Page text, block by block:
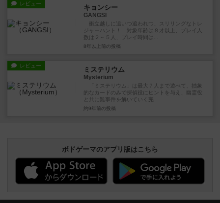
レビュー キョンシー
GANGSI
衝立越しに追いつ追われつ、スリリングなトレ
ジャーハント！ 対象年齢は８才以上、プレイ人
数は２～５人、プレイ時間は...
8年以上前 の投稿
レビュー ミステリウム
Mysterium
「ミステリウム」は最大７人まで遊べて、抽象
的なカードのみで探偵役にヒントを与え、幽霊役
と共に難事件を解いていく完...
約9年前 の投稿
ボドゲーマのアプリ版はこちら